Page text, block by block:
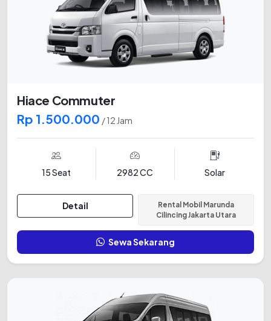
Hiace Commuter
Rp 1.500.000 / 12 Jam
15 Seat 2982 CC Solar
Detail
Rental Mobil Marunda
Cilincing Jakarta Utara
Sewa Sekarang